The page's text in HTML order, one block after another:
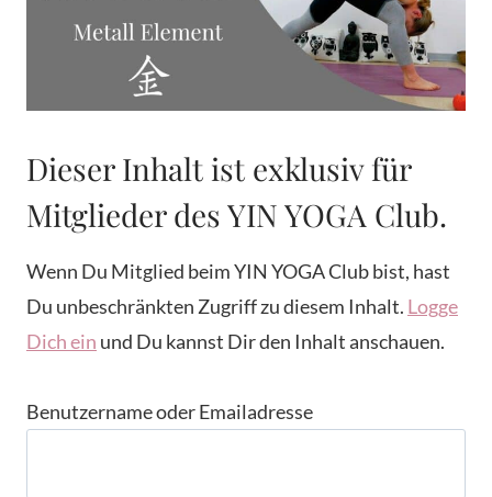
Dieser Inhalt ist exklusiv für
Mitglieder des YIN YOGA Club.
Wenn Du Mitglied beim YIN YOGA Club bist, hast
Du unbeschränkten Zugriff zu diesem Inhalt. Logge
Dich ein und Du kannst Dir den Inhalt anschauen.
Benutzername oder Emailadresse